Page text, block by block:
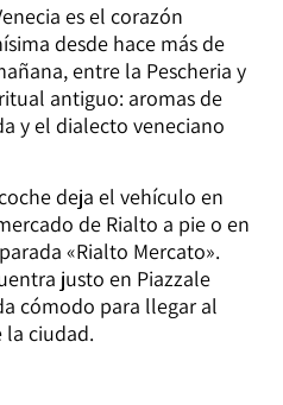
es el corazón
desde hace más de
entre la Pescheria y
antiguo: aromas de
y el dialecto veneciano
deja el vehículo en
de Rialto a pie o en
«Rialto Mercato».
justo en Piazzale
cómodo para llegar al
ciudad.